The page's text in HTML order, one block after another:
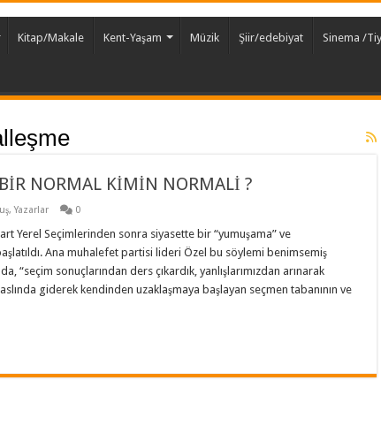
Kitap/Makale Kent-Yaşam Müzik Şiir/edebiyat Sinema /
NORMAL KİMİN NORMALİ ?
,Yazarlar 0
Yerel Seçimlerinden sonra siyasette bir “yumuşama” ve
Ana muhalefet partisi lideri Özel bu söylemi benimsemiş
“seçim sonuçlarından ders çıkardık, yanlışlarımızdan arınarak
giderek kendinden uzaklaşmaya başlayan seçmen tabanının ve